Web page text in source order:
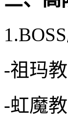
-祖玛
-虹魔